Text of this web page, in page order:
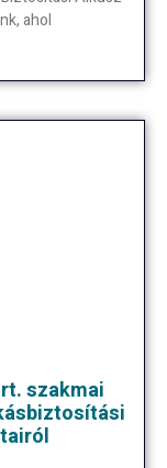
ahol
szakmai